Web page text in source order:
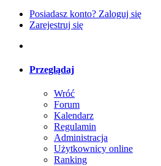
Posiadasz konto? Zaloguj się
Zarejestruj się
Przeglądaj
Wróć
Forum
Kalendarz
Regulamin
Administracja
Użytkownicy online
Ranking